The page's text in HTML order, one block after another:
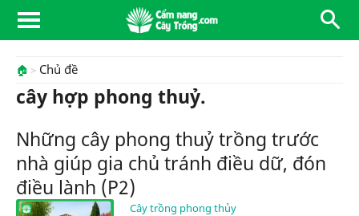
🏠 Chủ đề
cây hợp phong thuỷ.
Những cây phong thuỷ trồng trước
nhà giúp gia chủ tránh điều dữ, đón
điều lành (P2)
Cây trồng phong thủy